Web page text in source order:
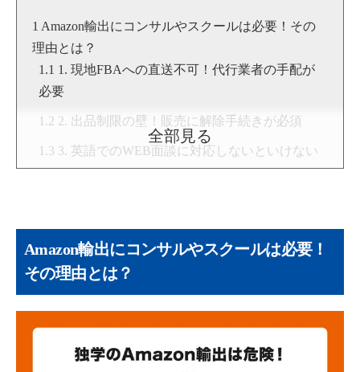
Amazon輸出にコンサルやスクールは必要！その
理由とは？
1. 現地FBAへの直送不可！代行業者の手配が
必要
2. 出品制限の壁！販売に解除手続きが必須
3. 英語でのWEB面談に対応しないといけない
Amazon輸出コンサルティングの選び方5選
1. 現役プレイヤーとしての確かな実績がある
か
2. サポート体制が充実しているか
しているか
全部見る
Amazon輸出にコンサルやスクールは必要！
その理由とは？